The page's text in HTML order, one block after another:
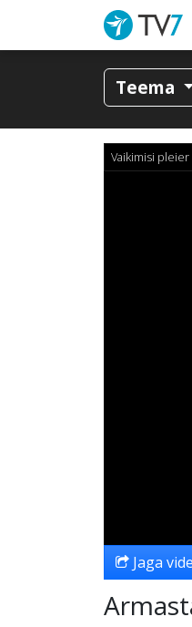
Teema
Vaikimisi pleier
Jaga